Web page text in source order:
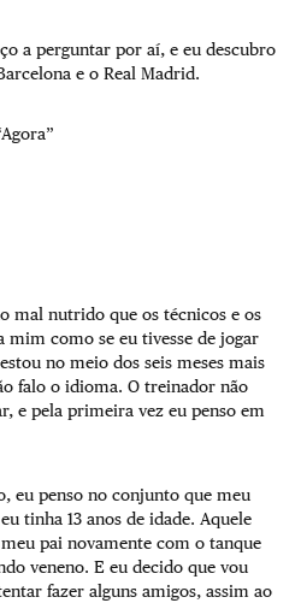
a perguntar por aí, e eu descubro
e o Real Madrid.
mal nutrido que os técnicos e os
mim como se eu tivesse de jogar
no meio dos seis meses mais
falo o idioma. O treinador não
e pela primeira vez eu penso em
eu penso no conjunto que meu
tinha 13 anos de idade. Aquele
pai novamente com o tanque
veneno. E eu decido que vou
fazer alguns amigos, assim ao